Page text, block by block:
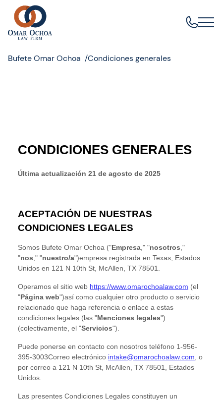
Bufete Omar Ochoa Condiciones generales